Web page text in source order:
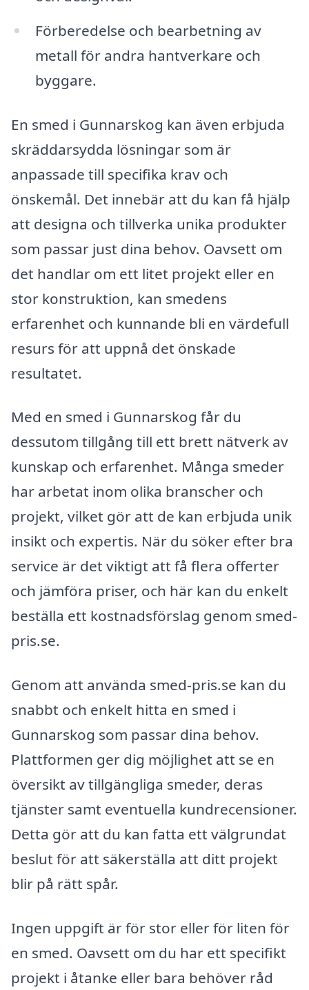
Förberedelse och bearbetning av
metall för andra hantverkare och
byggare.
En smed i Gunnarskog kan även erbjuda
skräddarsydda lösningar som är
anpassade till specifika krav och
önskemål. Det innebär att du kan få hjälp
att designa och tillverka unika produkter
som passar just dina behov. Oavsett om
det handlar om ett litet projekt eller en
stor konstruktion, kan smedens
erfarenhet och kunnande bli en värdefull
resurs för att uppnå det önskade
resultatet.
Med en smed i Gunnarskog får du
dessutom tillgång till ett brett nätverk av
kunskap och erfarenhet. Många smeder
har arbetat inom olika branscher och
projekt, vilket gör att de kan erbjuda unik
insikt och expertis. När du söker efter bra
service är det viktigt att få flera offerter
och jämföra priser, och här kan du enkelt
beställa ett kostnadsförslag genom smed-
pris.se.
Genom att använda smed-pris.se kan du
snabbt och enkelt hitta en smed i
Gunnarskog som passar dina behov.
Plattformen ger dig möjlighet att se en
översikt av tillgängliga smeder, deras
tjänster samt eventuella kundrecensioner.
Detta gör att du kan fatta ett välgrundat
beslut för att säkerställa att ditt projekt
blir på rätt spår.
Ingen uppgift är för stor eller för liten för
en smed. Oavsett om du har ett specifikt
projekt i åtanke eller bara behöver råd